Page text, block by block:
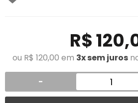
R$
ou R$ 120,00 em 3x sem juros
-